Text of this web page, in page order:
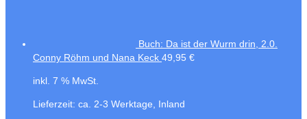
Buch: Da ist der Wurm drin, 2.0.
Conny Röhm und Nana Keck 49,95 €
inkl. 7 % MwSt.
Lieferzeit: ca. 2-3 Werktage, Inland